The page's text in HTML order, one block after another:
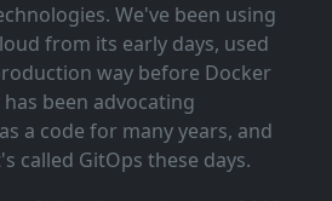
We've been using
from its early days, used
way before Docker
been advocating
a code for many years, and
called GitOps these days.